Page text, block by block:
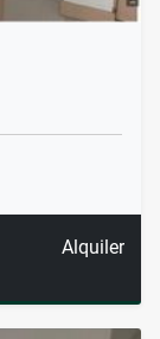
Alquiler